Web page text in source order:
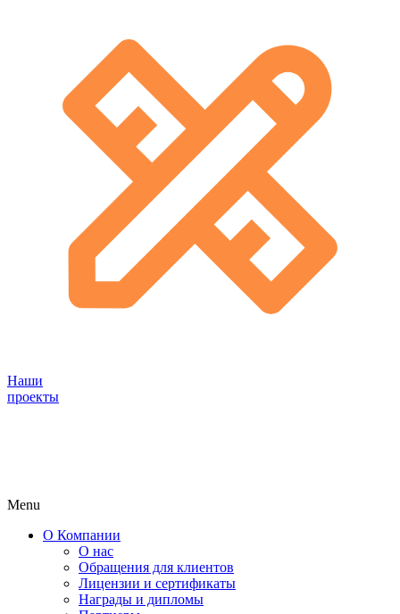
Наши
проекты
Menu
О Компании
О нас
Обращения для клиентов
Лицензии и сертификаты
Награды и дипломы